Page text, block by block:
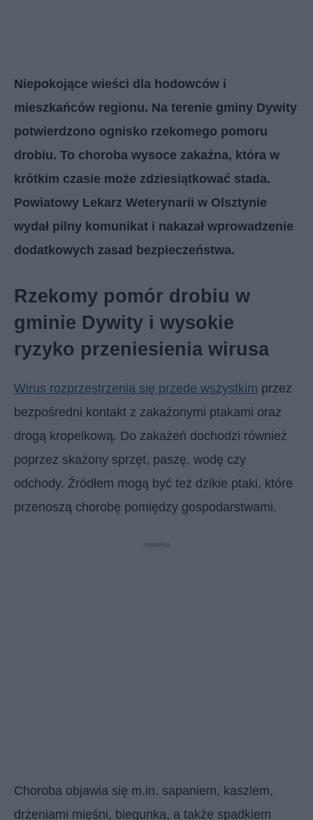
Niepokojące wieści dla hodowców i
mieszkańców regionu. Na terenie gminy Dywity
potwierdzono ognisko rzekomego pomoru
drobiu. To choroba wysoce zakaźna, która w
krótkim czasie może zdziesiątkować stada.
Powiatowy Lekarz Weterynarii w Olsztynie
wydał pilny komunikat i nakazał wprowadzenie
dodatkowych zasad bezpieczeństwa.
Rzekomy pomór drobiu w
gminie Dywity i wysokie
ryzyko przeniesienia wirusa
Wirus rozprzestrzenia się przede wszystkim przez
bezpośredni kontakt z zakażonymi ptakami oraz
drogą kropelkową. Do zakażeń dochodzi również
poprzez skażony sprzęt, paszę, wodę czy
odchody. Źródłem mogą być też dzikie ptaki, które
przenoszą chorobę pomiędzy gospodarstwami.
reklama
Choroba objawia się m.in. sapaniem, kaszlem,
drżeniami mięśni, biegunką, a także spadkiem